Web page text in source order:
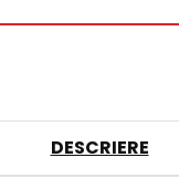
DESCRIERE